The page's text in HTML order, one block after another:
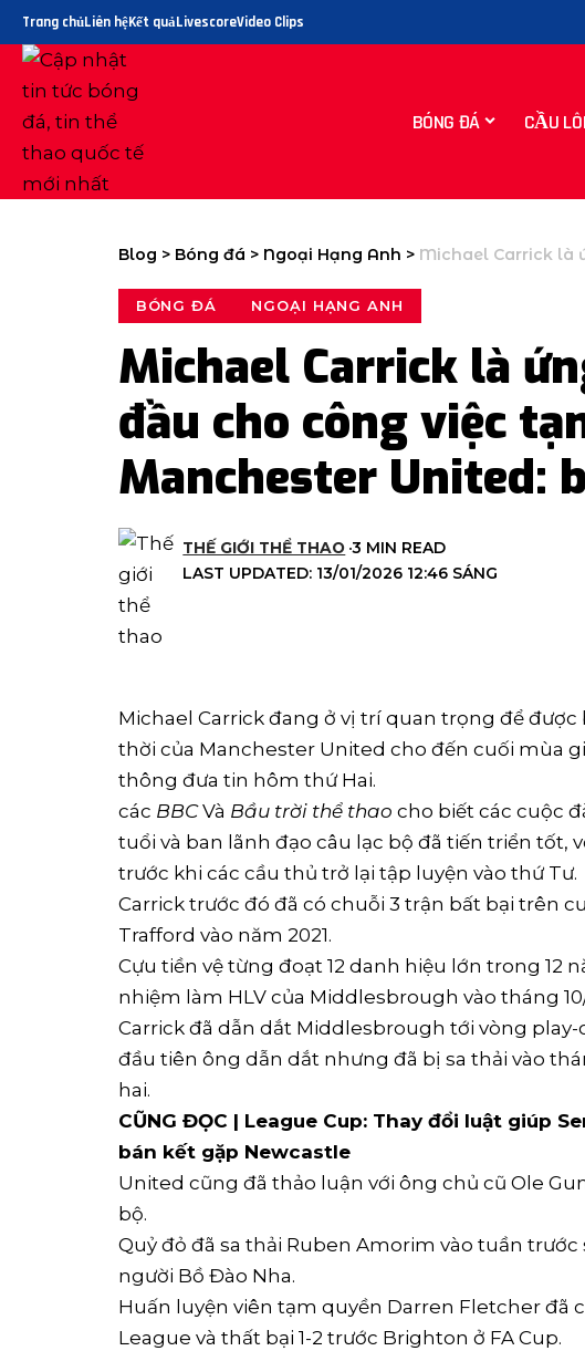
Trang chủLiên hệKết quảLivescoreVideo Clips
BÓNG ĐÁ CẦU
Blog > Bóng đá > Ngoại Hạng Anh > Michael Carrick là ứng cử viên
BÓNG ĐÁ NGOẠI HẠNG ANH
Michael Carrick là
đầu cho công việc
Manchester United:
LAST UPDATED: 13/01/2026 12:46 SÁNG
THẾ GIỚI THỂ THAO 3 MIN READ
Michael Carrick đang ở vị trí quan trọng để
thời của Manchester United cho đến cuối mùa
thông đưa tin hôm thứ Hai.
các BBCVà Bầu trời thể thao cho biết các cuộc
tuổi và ban lãnh đạo câu lạc bộ đã tiến triển tốt,
trước khi các cầu thủ trở lại tập luyện vào thứ Tư.
Carrick trước đó đã có chuỗi 3 trận bất bại trên
Trafford vào năm 2021.
Cựu tiền vệ từng đoạt 12 danh hiệu lớn trong 12
nhiệm làm HLV của Middlesbrough vào tháng
Carrick đã dẫn dắt Middlesbrough tới vòng
đầu tiên ông dẫn dắt nhưng đã bị sa thải vào
hai.
CŨNG ĐỌC | League Cup: Thay đổi luật giúp
bán kết gặp Newcastle
United cũng đã thảo luận với ông chủ cũ Ole
bộ.
Quỷ đỏ đã sa thải Ruben Amorim vào tuần
người Bồ Đào Nha.
Huấn luyện viên tạm quyền Darren Fletcher đã
League và thất bại 1-2 trước Brighton ở FA Cup.